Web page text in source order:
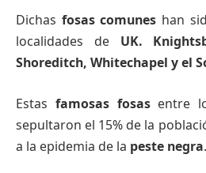
Dichas fosas comunes han
localidades de UK.
Shoreditch, Whitechapel y el
Estas famosas fosasentre
sepultaron el 15% de la
a la epidemia de la peste negra.